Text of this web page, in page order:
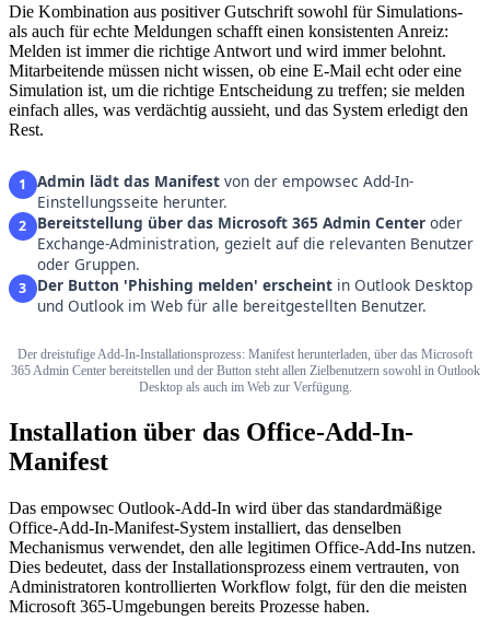
Die Kombination aus positiver Gutschrift sowohl für Simulations-
als auch für echte Meldungen schafft einen konsistenten Anreiz:
Melden ist immer die richtige Antwort und wird immer belohnt.
Mitarbeitende müssen nicht wissen, ob eine E-Mail echt oder eine
Simulation ist, um die richtige Entscheidung zu treffen; sie melden
einfach alles, was verdächtig aussieht, und das System erledigt den
Rest.
1 Admin lädt das Manifestvon der empowsec Add-In-
Einstellungsseite herunter.
2 Bereitstellung über das Microsoft 365 Admin Centeroder
Exchange-Administration, gezielt auf die relevanten Benutzer
oder Gruppen.
3 Der Button 'Phishing melden' erscheintin Outlook Desktop
und Outlook im Web für alle bereitgestellten Benutzer.
Der dreistufige Add-In-Installationsprozess: Manifest herunterladen, über das Microsoft
365 Admin Center bereitstellen und der Button steht allen Zielbenutzern sowohl in Outlook
Desktop als auch im Web zur Verfügung.
Installation über das Office-Add-In-
Manifest
Das empowsec Outlook-Add-In wird über das standardmäßige
Office-Add-In-Manifest-System installiert, das denselben
Mechanismus verwendet, den alle legitimen Office-Add-Ins nutzen.
Dies bedeutet, dass der Installationsprozess einem vertrauten, von
Administratoren kontrollierten Workflow folgt, für den die meisten
Microsoft 365-Umgebungen bereits Prozesse haben.